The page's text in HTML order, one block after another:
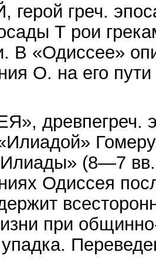
греч.
Т рои
В «Одиссее»
О. на его
древпегреч.
(8—7
Одиссея
при
упадка.